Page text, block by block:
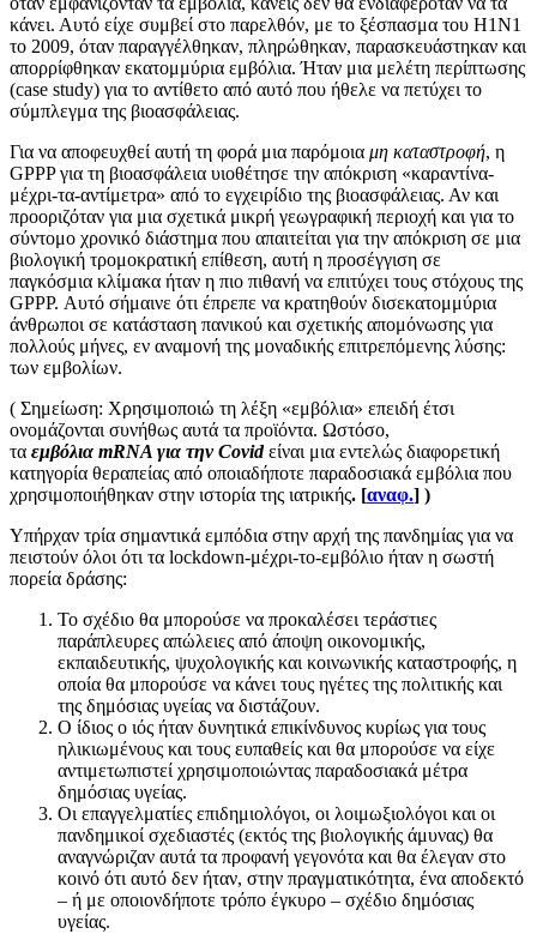
κάνει. Αυτό είχε συμβεί στο παρελθόν, με το ξέσπασμα του H1N1
το 2009, όταν παραγγέλθηκαν, πληρώθηκαν, παρασκευάστηκαν και
απορρίφθηκαν εκατομμύρια εμβόλια. Ήταν μια μελέτη περίπτωσης
(case study) για το αντίθετο από αυτό που ήθελε να πετύχει το
σύμπλεγμα της βιοασφάλειας.
Για να αποφευχθεί αυτή τη φορά μια παρόμοια μη καταστροφή, η
GPPP για τη βιοασφάλεια υιοθέτησε την απόκριση «καραντίνα-
μέχρι-τα-αντίμετρα» από το εγχειρίδιο της βιοασφάλειας. Αν και
προοριζόταν για μια σχετικά μικρή γεωγραφική περιοχή και για το
σύντομο χρονικό διάστημα που απαιτείται για την απόκριση σε μια
βιολογική τρομοκρατική επίθεση, αυτή η προσέγγιση σε
παγκόσμια κλίμακα ήταν η πιο πιθανή να επιτύχει τους στόχους της
GPPP. Αυτό σήμαινε ότι έπρεπε να κρατηθούν δισεκατομμύρια
άνθρωποι σε κατάσταση πανικού και σχετικής απομόνωσης για
πολλούς μήνες, εν αναμονή της μοναδικής επιτρεπόμενης λύσης:
των εμβολίων.
( Σημείωση: Χρησιμοποιώ τη λέξη «εμβόλια» επειδή έτσι
ονομάζονται συνήθως αυτά τα προϊόντα. Ωστόσο,
τα εμβόλια mRNA για την Covidείναι μια εντελώς διαφορετική
κατηγορία θεραπείας από οποιαδήποτε παραδοσιακά εμβόλια που
χρησιμοποιήθηκαν στην ιστορία της ιατρικής. [αναφ.] )
Υπήρχαν τρία σημαντικά εμπόδια στην αρχή της πανδημίας για να
πειστούν όλοι ότι τα lockdown-μέχρι-το-εμβόλιο ήταν η σωστή
πορεία δράσης:
Το σχέδιο θα μπορούσε να προκαλέσει τεράστιες
παράπλευρες απώλειες από άποψη οικονομικής,
εκπαιδευτικής, ψυχολογικής και κοινωνικής καταστροφής, η
οποία θα μπορούσε να κάνει τους ηγέτες της πολιτικής και
της δημόσιας υγείας να διστάζουν.
Ο ίδιος ο ιός ήταν δυνητικά επικίνδυνος κυρίως για τους
ηλικιωμένους και τους ευπαθείς και θα μπορούσε να είχε
αντιμετωπιστεί χρησιμοποιώντας παραδοσιακά μέτρα
δημόσιας υγείας.
Οι επαγγελματίες επιδημιολόγοι, οι λοιμωξιολόγοι και οι
πανδημικοί σχεδιαστές (εκτός της βιολογικής άμυνας) θα
αναγνώριζαν αυτά τα προφανή γεγονότα και θα έλεγαν στο
κοινό ότι αυτό δεν ήταν, στην πραγματικότητα, ένα αποδεκτό
– ή με οποιονδήποτε τρόπο έγκυρο – σχέδιο δημόσιας
υγείας.